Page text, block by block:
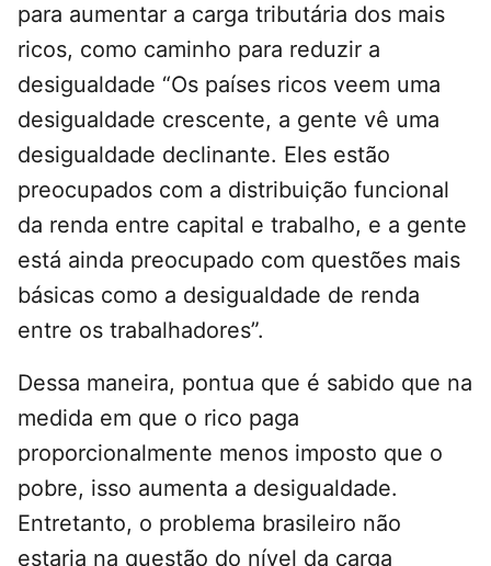
para aumentar a carga tributária dos mais
ricos, como caminho para reduzir a
desigualdade “Os países ricos veem uma
desigualdade crescente, a gente vê uma
desigualdade declinante. Eles estão
preocupados com a distribuição funcional
da renda entre capital e trabalho, e a gente
está ainda preocupado com questões mais
básicas como a desigualdade de renda
entre os trabalhadores”.
Dessa maneira, pontua que é sabido que na
medida em que o rico paga
proporcionalmente menos imposto que o
pobre, isso aumenta a desigualdade.
Entretanto, o problema brasileiro não
estaria na questão do nível da carga